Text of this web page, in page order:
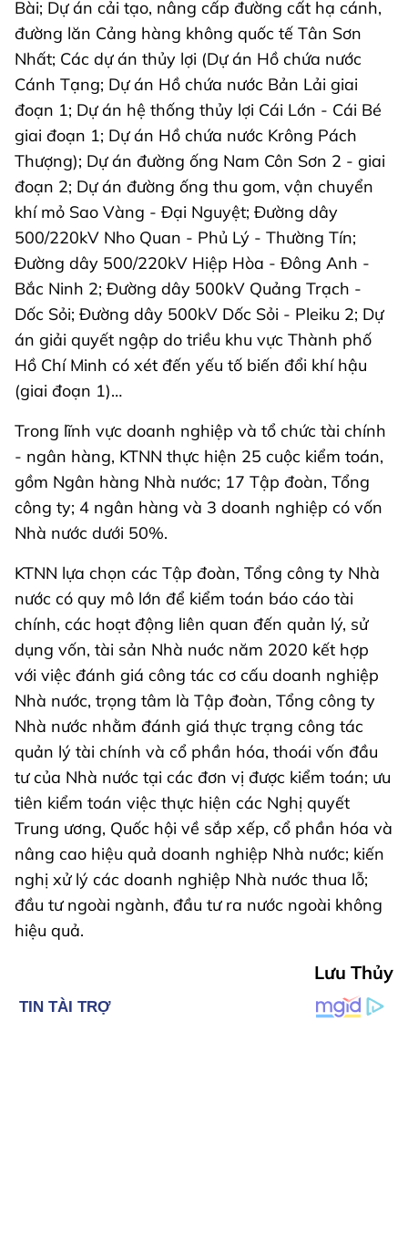
Bài; Dự án cải tạo, nâng cấp đường cất hạ cánh,
đường lăn Cảng hàng không quốc tế Tân Sơn
Nhất; Các dự án thủy lợi (Dự án Hồ chứa nước
Cánh Tạng; Dự án Hồ chứa nước Bản Lải giai
đoạn 1; Dự án hệ thống thủy lợi Cái Lớn - Cái Bé
giai đoạn 1; Dự án Hồ chứa nước Krông Pách
Thượng); Dự án đường ống Nam Côn Sơn 2 - giai
đoạn 2; Dự án đường ống thu gom, vận chuyển
khí mỏ Sao Vàng - Đại Nguyệt; Đường dây
500/220kV Nho Quan - Phủ Lý - Thường Tín;
Đường dây 500/220kV Hiệp Hòa - Đông Anh -
Bắc Ninh 2; Đường dây 500kV Quảng Trạch -
Dốc Sỏi; Đường dây 500kV Dốc Sỏi - Pleiku 2; Dự
án giải quyết ngập do triều khu vực Thành phố
Hồ Chí Minh có xét đến yếu tố biến đổi khí hậu
(giai đoạn 1)…
Trong lĩnh vực doanh nghiệp và tổ chức tài chính
- ngân hàng, KTNN thực hiện 25 cuộc kiểm toán,
gồm Ngân hàng Nhà nước; 17 Tập đoàn, Tổng
công ty; 4 ngân hàng và 3 doanh nghiệp có vốn
Nhà nước dưới 50%.
KTNN lựa chọn các Tập đoàn, Tổng công ty Nhà
nước có quy mô lớn để kiểm toán báo cáo tài
chính, các hoạt động liên quan đến quản lý, sử
dụng vốn, tài sản Nhà nuớc năm 2020 kết hợp
với việc đánh giá công tác cơ cấu doanh nghiệp
Nhà nước, trọng tâm là Tập đoàn, Tổng công ty
Nhà nước nhằm đánh giá thực trạng công tác
quản lý tài chính và cổ phần hóa, thoái vốn đầu
tư của Nhà nước tại các đơn vị được kiểm toán; ưu
tiên kiểm toán việc thực hiện các Nghị quyết
Trung ương, Quốc hội về sắp xếp, cổ phần hóa và
nâng cao hiệu quả doanh nghiệp Nhà nước; kiến
nghị xử lý các doanh nghiệp Nhà nước thua lỗ;
đầu tư ngoài ngành, đầu tư ra nước ngoài không
hiệu quả.
Lưu Thủy